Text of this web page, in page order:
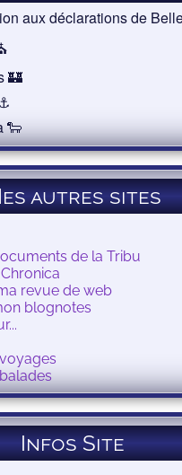
aux déclarations de
🏰
🐑
autres sites
de la Tribu
revue de web
blognotes
Infos Site